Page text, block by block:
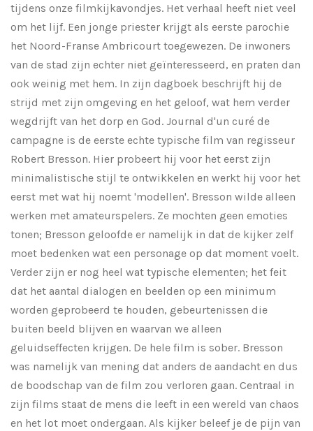
tijdens onze filmkijkavondjes. Het verhaal heeft niet veel
om het lijf. Een jonge priester krijgt als eerste parochie
het Noord-Franse Ambricourt toegewezen. De inwoners
van de stad zijn echter niet geïnteresseerd, en praten dan
ook weinig met hem. In zijn dagboek beschrijft hij de
strijd met zijn omgeving en het geloof, wat hem verder
wegdrijft van het dorp en God. Journal d'un curé de
campagne is de eerste echte typische film van regisseur
Robert Bresson. Hier probeert hij voor het eerst zijn
minimalistische stijl te ontwikkelen en werkt hij voor het
eerst met wat hij noemt 'modellen'. Bresson wilde alleen
werken met amateurspelers. Ze mochten geen emoties
tonen; Bresson geloofde er namelijk in dat de kijker zelf
moet bedenken wat een personage op dat moment voelt.
Verder zijn er nog heel wat typische elementen; het feit
dat het aantal dialogen en beelden op een minimum
worden geprobeerd te houden, gebeurtenissen die
buiten beeld blijven en waarvan we alleen
geluidseffecten krijgen. De hele film is sober. Bresson
was namelijk van mening dat anders de aandacht en dus
de boodschap van de film zou verloren gaan. Centraal in
zijn films staat de mens die leeft in een wereld van chaos
en het lot moet ondergaan. Als kijker beleef je de pijn van